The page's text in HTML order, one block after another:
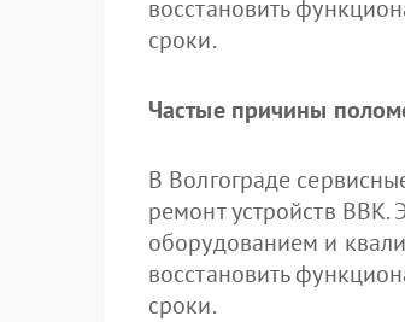
восстановить
сроки.
Частые причины
В Волгограде
ремонт устройств
оборудованием и
восстановить
сроки.